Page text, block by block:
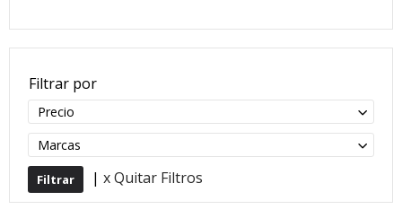
Filtrar por
Precio
Marcas
| x Quitar Filtros